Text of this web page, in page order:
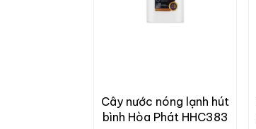
Cây nước nóng lạnh hút
bình Hòa Phát HHC383